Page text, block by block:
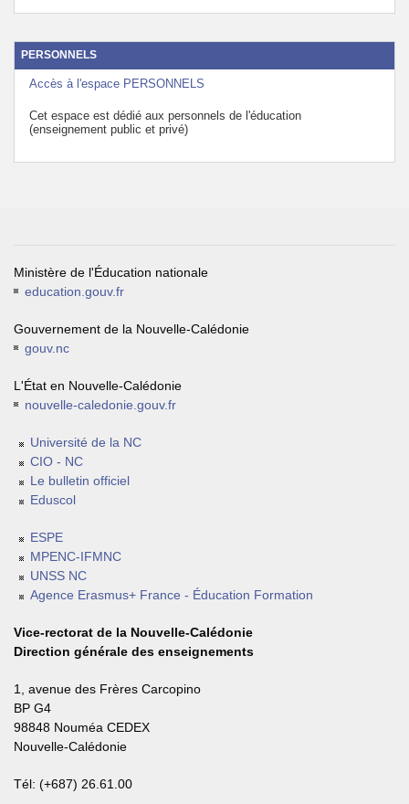
PERSONNELS
Accès à l'espace PERSONNELS
Cet espace est dédié aux personnels de l'éducation
(enseignement public et privé)
Ministère de l'Éducation nationale
education.gouv.fr
Gouvernement de la Nouvelle-Calédonie
gouv.nc
L'État en Nouvelle-Calédonie
nouvelle-caledonie.gouv.fr
Université de la NC
CIO - NC
Le bulletin officiel
Eduscol
ESPE
MPENC-IFMNC
UNSS NC
Agence Erasmus+ France - Éducation Formation
Vice-rectorat de la Nouvelle-Calédonie
Direction générale des enseignements
1, avenue des Frères Carcopino
BP G4
98848 Nouméa CEDEX
Nouvelle-Calédonie
Tél: (+687) 26.61.00